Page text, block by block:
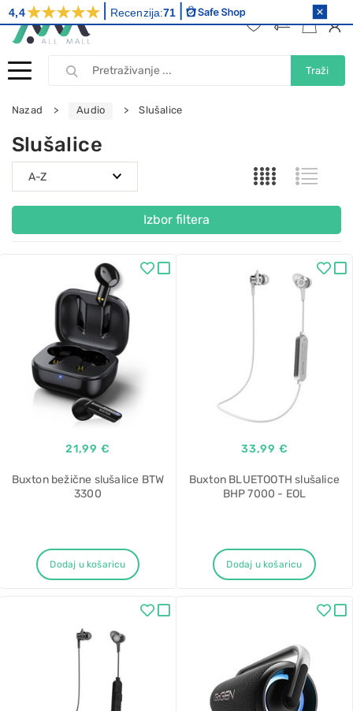
Traži
Nazad Audio Slušalice
Slušalice
Izbor filtera
21,99 €
Buxton bežične slušalice BTW
3300
Dodaj u košaricu
33,99 €
Buxton BLUETOOTH slušalice
BHP 7000 - EOL
Dodaj u košaricu
4,4 Recenzija:71